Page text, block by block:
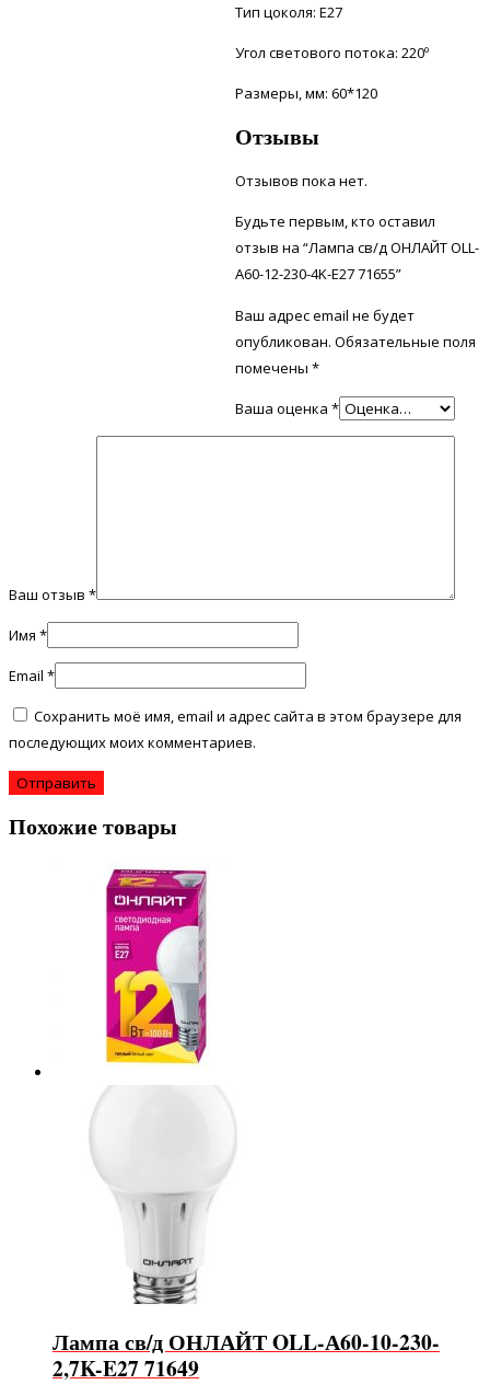
Тип цоколя: Е27
Угол светового потока: 220º
Размеры, мм: 60*120
Отзывы
Отзывов пока нет.
Будьте первым, кто оставил
отзыв на “Лампа св/д ОНЛАЙТ OLL-
А60-12-230-4K-E27 71655”
Ваш адрес email не будет
опубликован. Обязательные поля
помечены*
Ваша оценка*
Ваш отзыв *
Имя *
Email *
Сохранить моё имя, email и адрес сайта в этом браузере для
последующих моих комментариев.
Похожие товары
Лампа св/д ОНЛАЙТ OLL-А60-10-230-
2,7K-E27 71649